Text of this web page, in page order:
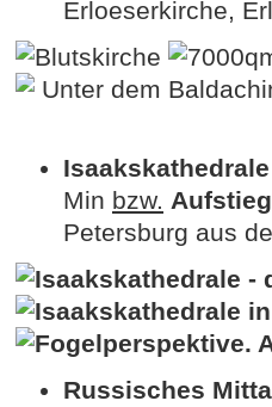
Erloeserkirche,
Isaakskathedrale
Min bzw.
Petersburg aus
Russisches